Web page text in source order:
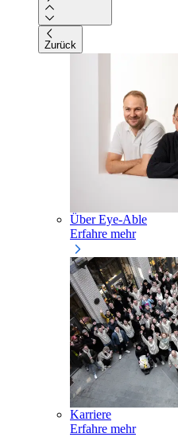
Zurück
Über Eye-Able
Erfahre mehr
Karriere
Erfahre mehr